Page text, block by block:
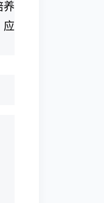
养
应